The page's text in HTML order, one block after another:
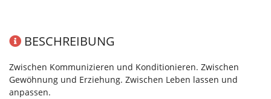
BESCHREIBUNG
Zwischen Kommunizieren und Konditionieren. Zwischen
Gewöhnung und Erziehung. Zwischen Leben lassen und
anpassen.